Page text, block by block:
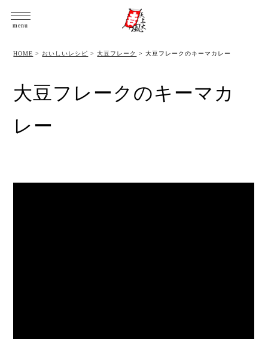
menu
HOME > おいしいレシピ >大豆フレーク >大豆フレークのキーマカレー
大豆フレークのキーマカ
レー